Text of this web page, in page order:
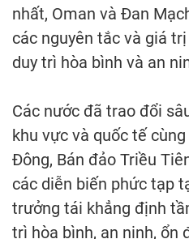
nhất, Oman và Đan
các nguyên tắc và giá
duy trì hòa bình và an
Các nước đã trao đổi
khu vực và quốc tế
Đông, Bán đảo Triều
các diễn biến phức tạp
trưởng tái khẳng định
trì hòa bình, an ninh, ổn